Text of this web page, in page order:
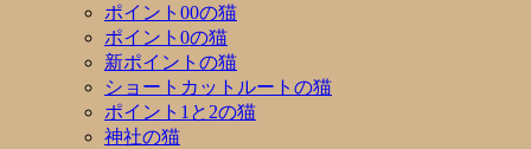
ポイント00の猫
ポイント0の猫
新ポイントの猫
ショートカットルートの猫
ポイント1と2の猫
神社の猫